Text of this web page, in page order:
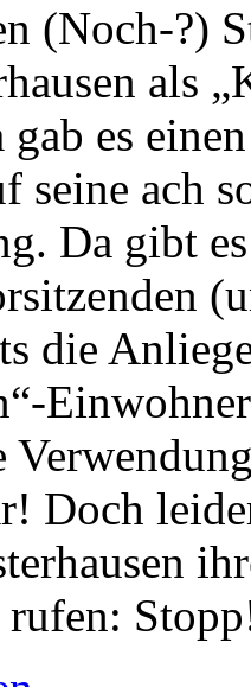
(Noch-?)
als
es
seine ach
Da gibt
die
Doch
rufen: